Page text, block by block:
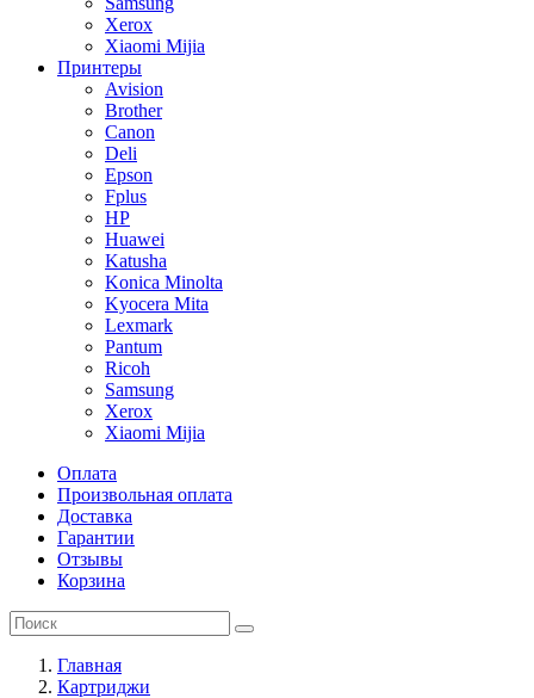
Xerox
Xiaomi Mijia
Принтеры
Avision
Brother
Canon
Deli
Epson
Fplus
HP
Huawei
Katusha
Konica Minolta
Kyocera Mita
Lexmark
Pantum
Ricoh
Samsung
Xerox
Xiaomi Mijia
Оплата
Произвольная оплата
Доставка
Гарантии
Отзывы
Корзина
Главная
Картриджи